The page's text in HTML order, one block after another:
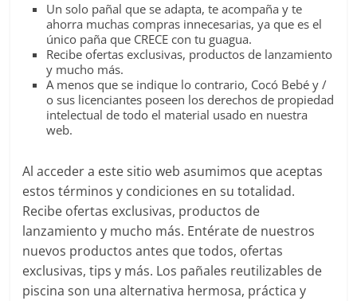
Un solo pañal que se adapta, te acompaña y te
ahorra muchas compras innecesarias, ya que es el
único paña que CRECE con tu guagua.
Recibe ofertas exclusivas, productos de lanzamiento
y mucho más.
A menos que se indique lo contrario, Cocó Bebé y /
o sus licenciantes poseen los derechos de propiedad
intelectual de todo el material usado en nuestra
web.
Al acceder a este sitio web asumimos que aceptas
estos términos y condiciones en su totalidad.
Recibe ofertas exclusivas, productos de
lanzamiento y mucho más. Entérate de nuestros
nuevos productos antes que todos, ofertas
exclusivas, tips y más. Los pañales reutilizables de
piscina son una alternativa hermosa, práctica y